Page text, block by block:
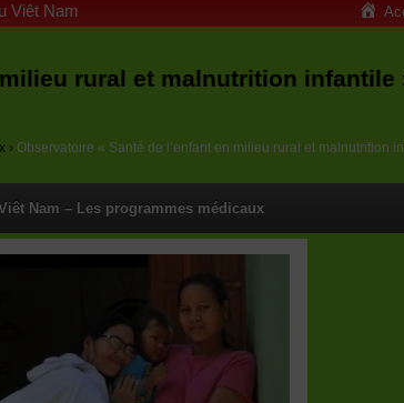
Viêt Nam
rural et malnutrition infantile
› Observatoire « Santé de l’enfant en milieu rural et malnutrition
Nam – Les programmes médicaux